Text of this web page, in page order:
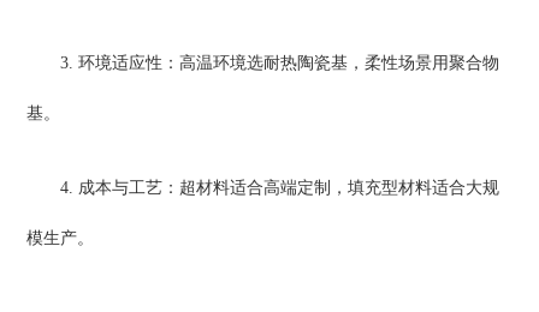
3. 环境适应性：高温环境选耐热陶瓷基，柔性场景用聚合物
基。
4. 成本与工艺：超材料适合高端定制，填充型材料适合大规
模生产。